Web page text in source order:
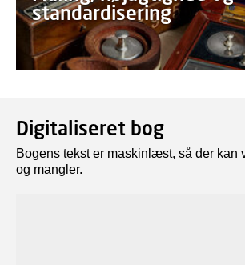
standardisering
Digitaliseret bog
Bogens tekst er maskinlæst, så der kan
og mangler.